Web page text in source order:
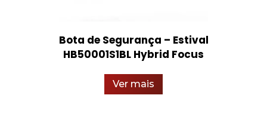
Bota de Segurança – Estival
HB50001S1BL Hybrid Focus
Ver mais